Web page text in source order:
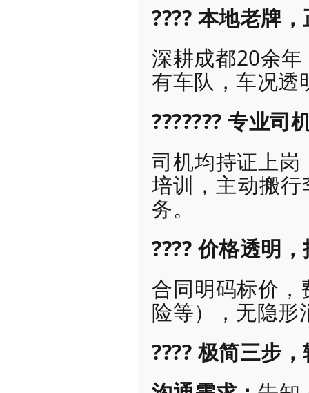
???? 本地老牌
深耕成都20余
有车队，车况透
??????? 专业司
司机均持证上
培训，主动搬行
务。
???? 价格透明
合同明码标价
险等），无隐形
???? 极简三步